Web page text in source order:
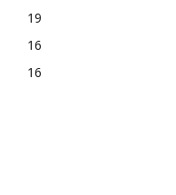
19
16
16